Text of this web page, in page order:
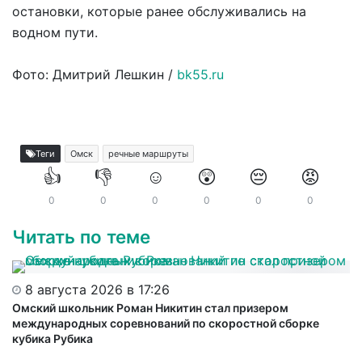
остановки, которые ранее обслуживались на
водном пути.
Фото: Дмитрий Лешкин / bk55.ru
Теги Омск речные маршруты
👍
0
👎
0
☺️
0
😲
0
😔
0
😡
0
Читать по теме
8 августа 2026 в 17:26
Омский школьник Роман Никитин стал призером
международных соревнований по скоростной сборке
кубика Рубика